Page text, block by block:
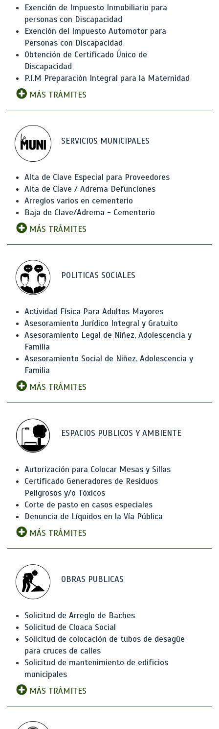
Exención de Impuesto Inmobiliario para
personas con Discapacidad
Exención del Impuesto Automotor para
Personas con Discapacidad
Obtención de Certificado Único de
Discapacidad
P.I.M Preparación Integral para la Maternidad
MÁS TRÁMITES
SERVICIOS MUNICIPALES
Alta de Clave Especial para Proveedores
Alta de Clave / Adrema Defunciones
Arreglos varios en cementerio
Baja de Clave/Adrema - Cementerio
MÁS TRÁMITES
POLITICAS SOCIALES
Actividad Física Para Adultos Mayores
Asesoramiento Jurídico Integral y Gratuito
Asesoramiento Legal de Niñez, Adolescencia y
Familia
Asesoramiento Social de Niñez, Adolescencia y
Familia
MÁS TRÁMITES
ESPACIOS PUBLICOS Y AMBIENTE
Autorización para Colocar Mesas y Sillas
Certificado Generadores de Residuos
Peligrosos y/o Tóxicos
Corte de pasto en casos especiales
Denuncia de Líquidos en la Vía Pública
MÁS TRÁMITES
OBRAS PUBLICAS
Solicitud de Arreglo de Baches
Solicitud de Cloaca Social
Solicitud de colocación de tubos de desagüe
para cruces de calles
Solicitud de mantenimiento de edificios
municipales
MÁS TRÁMITES